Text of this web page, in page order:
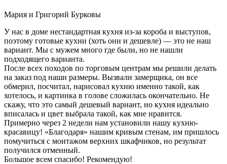
Мария и Григорий Бурковы
У нас в доме нестандартная кухня из-за короба и выступов,
поэтому готовые кухни (хоть они и дешевле) — это не наш
вариант. Мы с мужем много где были, но не нашли
подходящего варианта.
После всех походов по торговым центрам мы решили делать
на заказ под наши размеры. Вызвали замерщика, он все
обмерил, посчитал, нарисовал кухню именно такой, как
хотелось, и картинка в голове сложилась окончательно. Не
скажу, что это самый дешевый вариант, но кухня идеально
вписалась и цвет выбрала такой, как мне нравится.
Примерно через 2 недели нам установили нашу кухню-
красавицу! «Благодаря» нашим кривым стенам, им пришлось
помучиться с монтажом верхних шкафчиков, но результат
получился отменный.
Большое всем спасибо! Рекомендую!